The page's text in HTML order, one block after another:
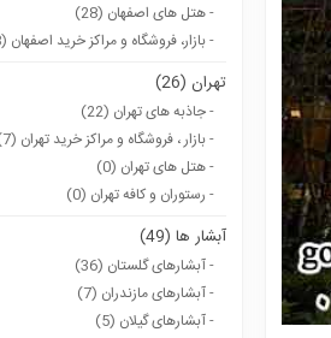
- هتل های اصفهان (28)
- بازار، فروشگاه و مراکز خرید اصفهان (8)
تهران (26)
- جاذبه های تهران (22)
- بازار ، فروشگاه و مراکز خرید تهران (7)
- هتل های تهران (0)
- رستوران و کافه تهران (0)
آبشار ها (49)
- آبشارهای گلستان (36)
- آبشارهای مازندران (7)
- آبشارهای گیلان (5)